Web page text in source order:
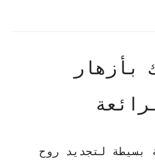
بأزهار
بسيطة لتجديد روح